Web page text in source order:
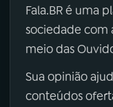
Fala.BR é uma
sociedade com
meio das
Sua opinião
conteúdos